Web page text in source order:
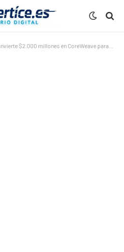
$2.000 millones en CoreWeave para potenciar la IA